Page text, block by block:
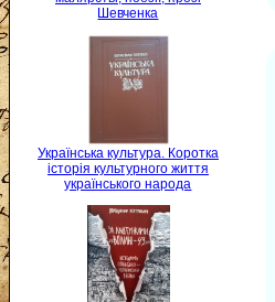
Шевченка
Українська культура. Коротка
історія культурного життя
українського народа